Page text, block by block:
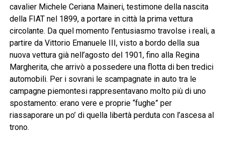
cavalier Michele Ceriana Maineri, testimone della nascita
della FIAT nel 1899, a portare in città la prima vettura
circolante. Da quel momento l’entusiasmo travolse i reali, a
partire da Vittorio Emanuele III, visto a bordo della sua
nuova vettura già nell’agosto del 1901, fino alla Regina
Margherita, che arrivò a possedere una flotta di ben tredici
automobili. Per i sovrani le scampagnate in auto tra le
campagne piemontesi rappresentavano molto più di uno
spostamento: erano vere e proprie “fughe” per
riassaporare un po’ di quella libertà perduta con l’ascesa al
trono.